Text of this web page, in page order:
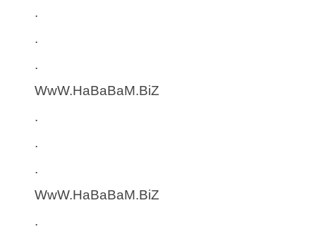
.
.
.
WwW.HaBaBaM.BiZ
.
.
.
WwW.HaBaBaM.BiZ
.